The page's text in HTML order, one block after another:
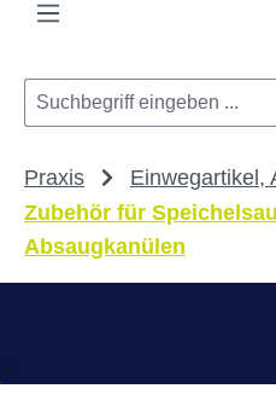
Praxis
Einwegartikel,
Zubehör für
Absaugkanülen